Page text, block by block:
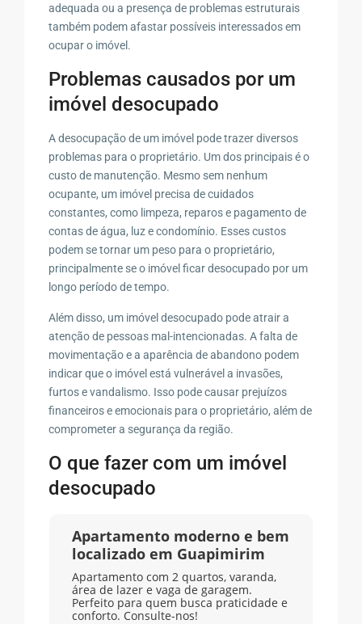
adequada ou a presença de problemas estruturais
também podem afastar possíveis interessados em
ocupar o imóvel.
Problemas causados por um
imóvel desocupado
A desocupação de um imóvel pode trazer diversos
problemas para o proprietário. Um dos principais é o
custo de manutenção. Mesmo sem nenhum
ocupante, um imóvel precisa de cuidados
constantes, como limpeza, reparos e pagamento de
contas de água, luz e condomínio. Esses custos
podem se tornar um peso para o proprietário,
principalmente se o imóvel ficar desocupado por um
longo período de tempo.
Além disso, um imóvel desocupado pode atrair a
atenção de pessoas mal-intencionadas. A falta de
movimentação e a aparência de abandono podem
indicar que o imóvel está vulnerável a invasões,
furtos e vandalismo. Isso pode causar prejuízos
financeiros e emocionais para o proprietário, além de
comprometer a segurança da região.
O que fazer com um imóvel
desocupado
Apartamento moderno e bem
localizado em Guapimirim
Apartamento com 2 quartos, varanda,
área de lazer e vaga de garagem.
Perfeito para quem busca praticidade e
conforto. Consulte-nos!